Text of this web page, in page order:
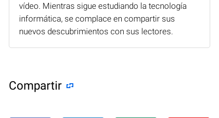
vídeo. Mientras sigue estudiando la tecnología
informática, se complace en compartir sus
nuevos descubrimientos con sus lectores.
Compartir